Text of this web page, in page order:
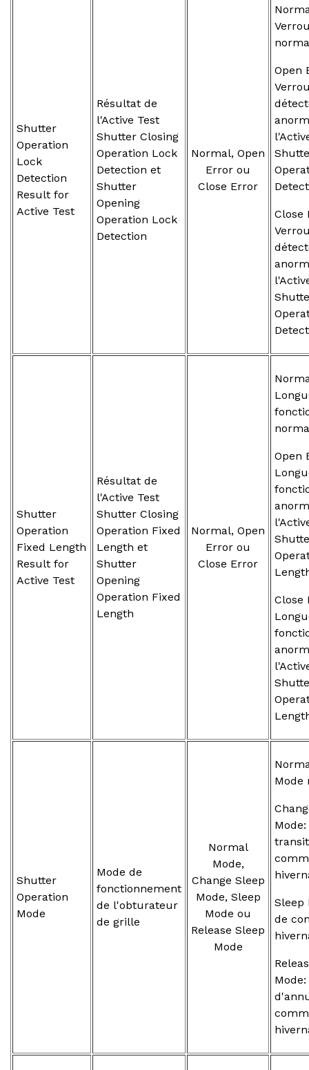
Shutter
Operation
Lock
Detection
Result for
Active Test
Résultat de
l'Active Test
Shutter Closing
Operation Lock
Detection et
Shutter
Opening
Operation Lock
Detection
Normal, Open
Error ou
Close Error
Open
Close
Shutter
Operation
Fixed Length
Result for
Active Test
Résultat de
l'Active Test
Shutter Closing
Operation Fixed
Length et
Shutter
Opening
Operation Fixed
Length
Normal, Open
Error ou
Close Error
Open
Close
Shutter
Operation
Mode
Mode de
fonctionnement
de l'obturateur
de grille
Normal
Mode,
Change Sleep
Mode, Sleep
Mode ou
Release Sleep
Mode
Mode
Sleep
de